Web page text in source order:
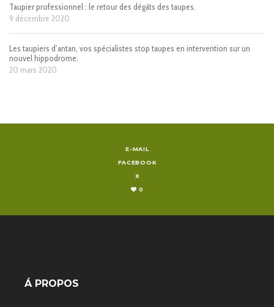
Taupier professionnel : le retour des dégâts des taupes.
9 décembre 2020
Les taupiers d’antan, vos spécialistes stop taupes en intervention sur un
nouvel hippodrome.
20 mars 2020
E-MAIL
FACEBOOK
X
0
Á PROPOS